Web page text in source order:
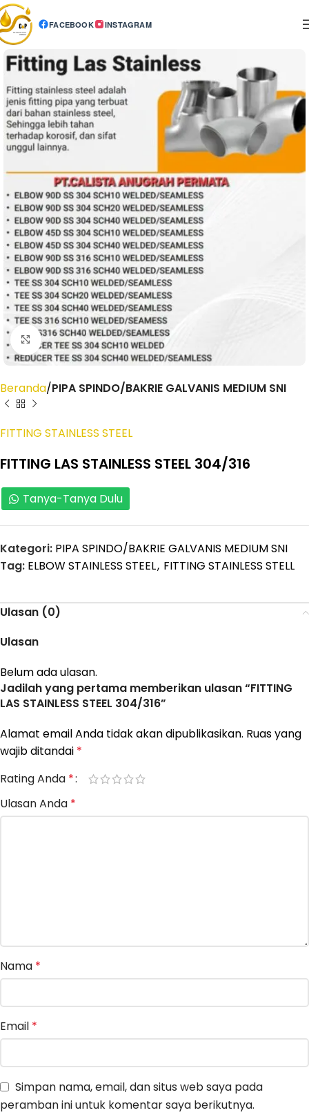
FACEBOOK INSTAGRAM
Click to enlarge
Beranda PIPA SPINDO/BAKRIE GALVANIS MEDIUM SNI
FITTING STAINLESS STEEL
FITTING LAS STAINLESS STEEL 304/316
Tanya-Tanya Dulu
Kategori: PIPA SPINDO/BAKRIE GALVANIS MEDIUM SNI
Tag: ELBOW STAINLESS STEEL, FITTING STAINLESS STELL
Ulasan (0)
Ulasan
Belum ada ulasan.
Jadilah yang pertama memberikan ulasan “FITTING
LAS STAINLESS STEEL 304/316”
Alamat email Anda tidak akan dipublikasikan. Ruas yang
wajib ditandai *
Rating Anda *
Ulasan Anda *
Nama *
Email *
Simpan nama, email, dan situs web saya pada
peramban ini untuk komentar saya berikutnya.